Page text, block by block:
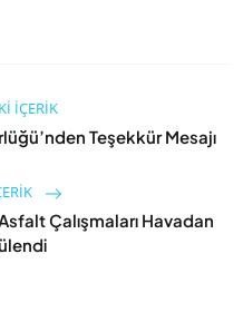
İÇERIK
Teşekkür Mesajı
Çalışmaları Havadan